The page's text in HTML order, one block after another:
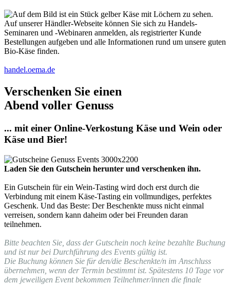
Auf unserer Händler-Webseite können Sie sich zu Handels-
Seminaren und -Webinaren anmelden, als registrierter Kunde
Bestellungen aufgeben und alle Informationen rund um unsere guten
Bio-Käse finden.
handel.oema.de
Verschenken Sie einen
Abend voller Genuss
... mit einer Online-Verkostung Käse und Wein oder
Käse und Bier!
Laden Sie den Gutschein herunter und verschenken ihn.
Ein Gutschein für ein Wein-Tasting wird doch erst durch die
Verbindung mit einem Käse-Tasting ein vollmundiges, perfektes
Geschenk. Und das Beste: Der Beschenkte muss nicht einmal
verreisen, sondern kann daheim oder bei Freunden daran
teilnehmen.
Bitte beachten Sie, dass der Gutschein noch keine bezahlte Buchung
und ist nur bei Durchführung des Events gültig ist.
Die Buchung können Sie für den/die Beschenkte/n im Anschluss
übernehmen, wenn der Termin bestimmt ist. Spätestens 10 Tage vor
dem jeweiligen Event bekommen Teilnehmer/innen die finale